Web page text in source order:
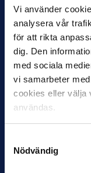
Vi använder
analysera vår
för att rikta
dig. Den
med sociala
vi samarbeter
cookies eller välja
användas.
Nödvändig
Therese
– SVT Sport,
–
Johan Esk–
Henrik Skiöld–
Karl Andersson
– Borås
Wiman–
Norrköpings
Sundsvalls